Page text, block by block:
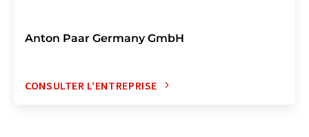
Anton Paar Germany GmbH
CONSULTER L’ENTREPRISE